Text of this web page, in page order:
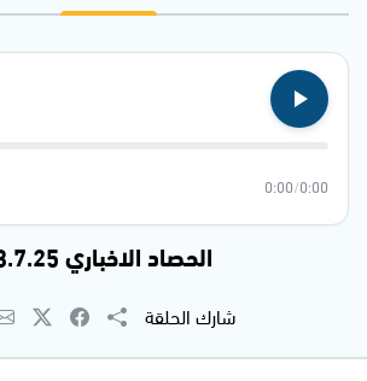
0:00
/
0:00
الحصاد الاخباري 23.7.25
شارك الحلقة